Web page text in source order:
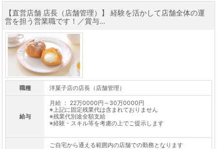
【直営店舗 店長（店舗管理）】 経験を活かして店舗全体の運
営を担う営業職です！／賞与...
職種 洋菓子店の店長（店舗管理）
給与
月給 ： 22万0000円～30万0000円
※上記に固定残業代は含まれておりません
※残業代別途全額支給
※経験・スキル等を考慮の上でご提示します
ご自宅から通える範囲内の店舗での勤務となります